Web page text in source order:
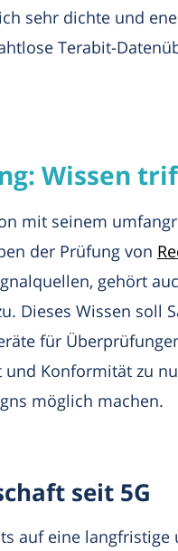
sehr dichte und
Terabit-
Wissen
mit seinem
der Prüfung von
gehört
Dieses Wissen soll
für
Konformität zu
möglich machen.
seit 5G
auf eine